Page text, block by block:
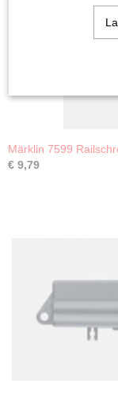
Märklin 7599
€ 9,79